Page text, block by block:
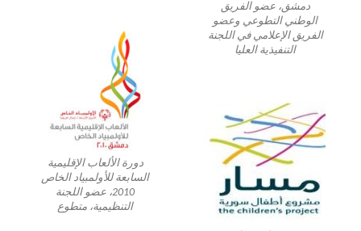
دمشق، عضو الفريق
الوطني التطوعي وعضو
الفريق الإعلامي في اللجنة
التنفيذية العليا
دورة الألعاب الإقليمية
السابعة للأولمبياد الخاص
2010، عضو اللجنة
التنظيمية، متطوع